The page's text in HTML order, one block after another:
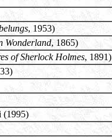
, 1953)
Wonderland, 1865)
of Sherlock Holmes, 1891)
(1995)